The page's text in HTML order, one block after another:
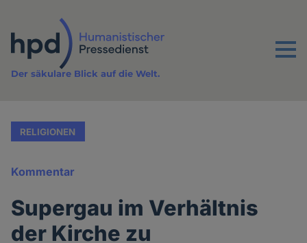
Inhalt
Menu
Der säkulare Blick auf die Welt.
RELIGIONEN
Kommentar
Supergau im Verhältnis
der Kirche zu